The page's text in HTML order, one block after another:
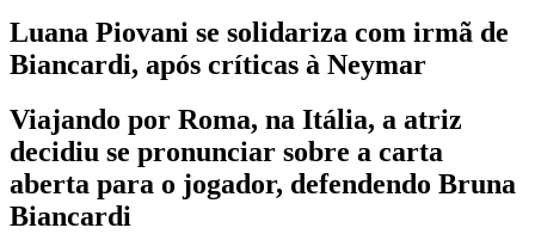
Luana Piovani se solidariza com irmã de
Biancardi, após críticas à Neymar
Viajando por Roma, na Itália, a atriz
decidiu se pronunciar sobre a carta
aberta para o jogador, defendendo Bruna
Biancardi